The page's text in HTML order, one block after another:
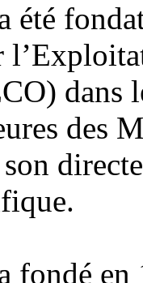
dans
des
fondé en